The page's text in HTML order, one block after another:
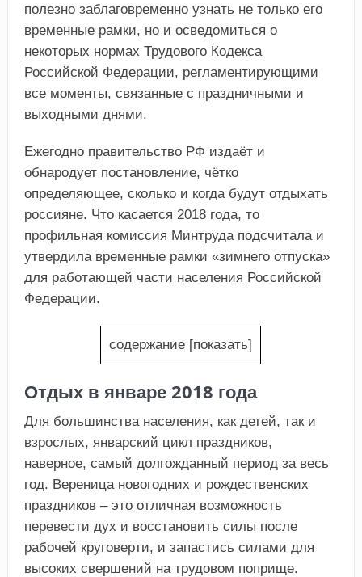
полезно заблаговременно узнать не только его
временные рамки, но и осведомиться о
некоторых нормах Трудового Кодекса
Российской Федерации, регламентирующими
все моменты, связанные с праздничными и
выходными днями.
Ежегодно правительство РФ издаёт и
обнародует постановление, чётко
определяющее, сколько и когда будут отдыхать
россияне. Что касается 2018 года, то
профильная комиссия Минтруда подсчитала и
утвердила временные рамки «зимнего отпуска»
для работающей части населения Российской
Федерации.
содержание [показать]
Отдых в январе 2018 года
Для большинства населения, как детей, так и
взрослых, январский цикл праздников,
наверное, самый долгожданный период за весь
год. Вереница новогодних и рождественских
праздников – это отличная возможность
перевести дух и восстановить силы после
рабочей круговерти, и запастись силами для
высоких свершений на трудовом поприще.